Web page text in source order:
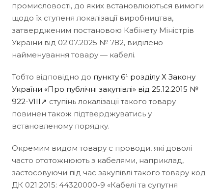
промисловості, до яких встановлюються вимоги
щодо їх ступеня локалізації виробництва,
затвердженим постановою Кабінету Міністрів
України від 02.07.2025 № 782, виділено
найменування товару — кабелі.
Тобто відповідно до пункту 6¹ розділу Х Закону
України «Про публічні закупівлі» від 25.12.2015 №
922-VIII↗ ступінь локалізації такого товару
повинен також підтверджуватись у
встановленому порядку.
Окремим видом товару є проводи, які доволі
часто ототожнюють з кабелями, наприклад,
застосовуючи під час закупівлі такого товару код
ДК 021:2015: 44320000-9 «Кабелі та супутня